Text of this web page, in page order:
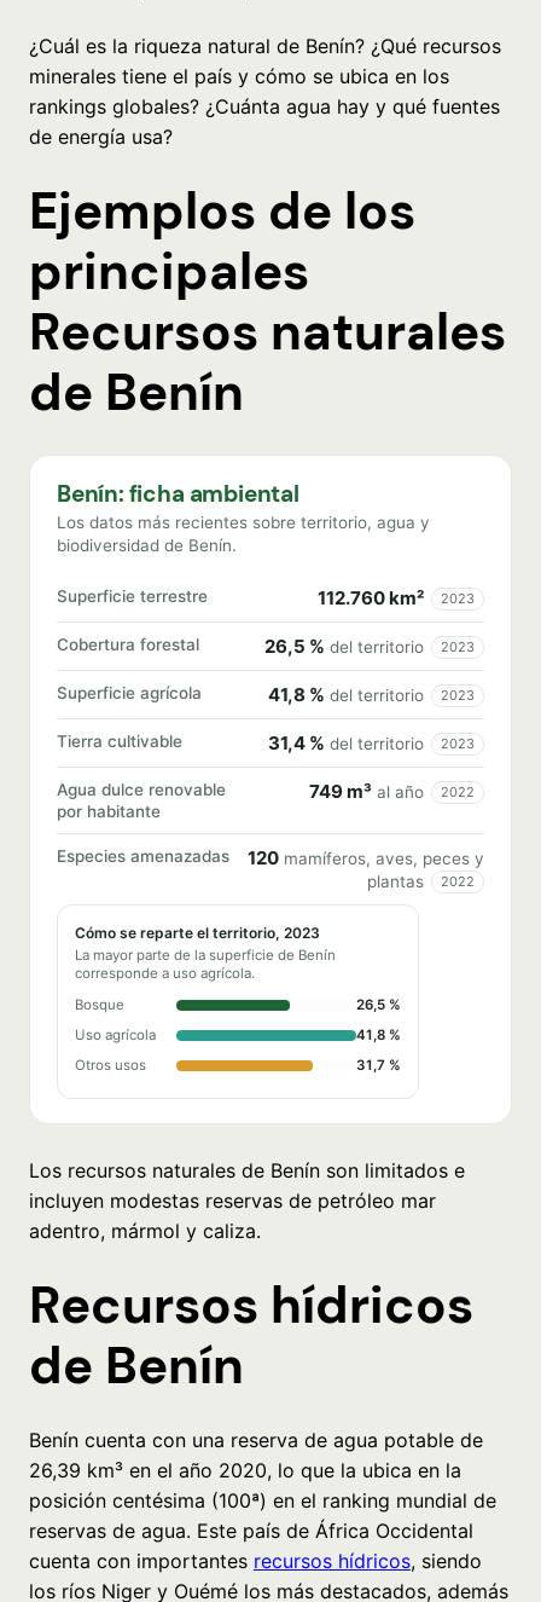
¿Cuál es la riqueza natural de Benín? ¿Qué recursos
minerales tiene el país y cómo se ubica en los
rankings globales? ¿Cuánta agua hay y qué fuentes
de energía usa?
Ejemplos de los
principales
Recursos naturales
de Benín
Benín: ficha ambiental
Los datos más recientes sobre territorio, agua y
biodiversidad de Benín.
Superficie terrestre 112.760 km² 2023
Cobertura forestal 26,5 % del territorio 2023
Superficie agrícola 41,8 % del territorio 2023
Tierra cultivable 31,4 % del territorio 2023
Agua dulce renovable
por habitante
749 m³ al año 2022
Especies amenazadas 120 mamíferos, aves, peces y
plantas
2022
Cómo se reparte el territorio, 2023
La mayor parte de la superficie de Benín
corresponde a uso agrícola.
Bosque
26,5 %
Uso agrícola
41,8 %
Otros usos
31,7 %
Los recursos naturales de Benín son limitados e
incluyen modestas reservas de petróleo mar
adentro, mármol y caliza.
Recursos hídricos
de Benín
Benín cuenta con una reserva de agua potable de
26,39 km³ en el año 2020, lo que la ubica en la
posición centésima (100ª) en el ranking mundial de
reservas de agua. Este país de África Occidental
cuenta con importantes recursos hídricos, siendo
los ríos Niger y Ouémé los más destacados, además